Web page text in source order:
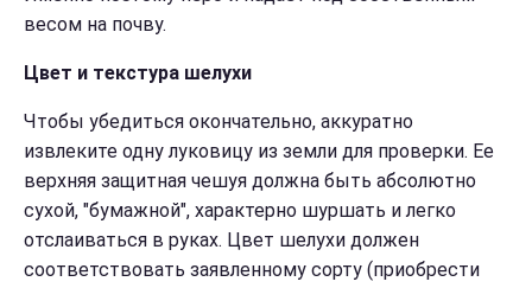
весом на почву.
Цвет и текстура шелухи
Чтобы убедиться окончательно, аккуратно
извлеките одну луковицу из земли для проверки. Ее
верхняя защитная чешуя должна быть абсолютно
сухой, "бумажной", характерно шуршать и легко
отслаиваться в руках. Цвет шелухи должен
соответствовать заявленному сорту (приобрести